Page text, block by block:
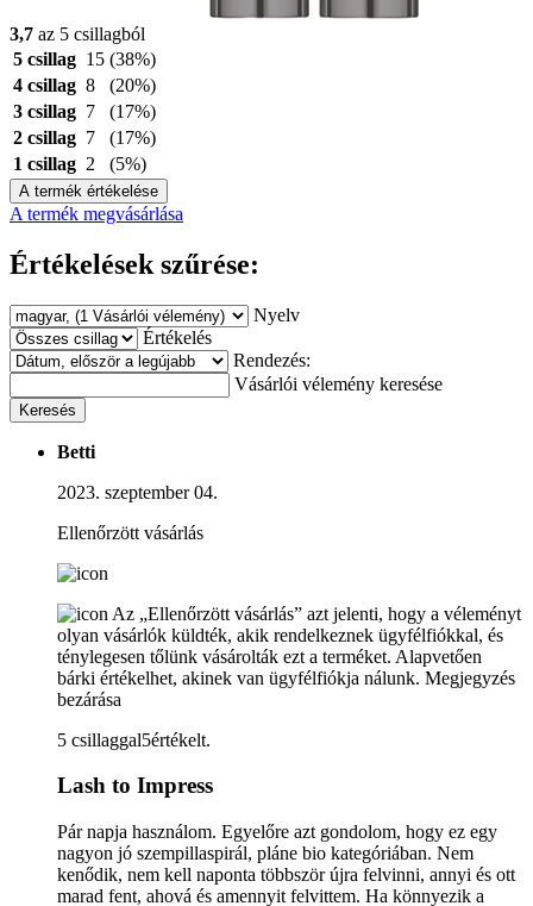
3,7 az 5 csillagból
5 csillag 15 (38%)
4 csillag 8
(20%)
3 csillag 7
(17%)
2 csillag 7
(17%)
1 csillag 2 (5%)
A termék értékelése
A termék megvásárlása
Értékelések szűrése:
Nyelv
Értékelés
Rendezés:
Vásárlói vélemény keresése
Keresés
Betti
2023. szeptember 04.
Ellenőrzött vásárlás
Az „Ellenőrzött vásárlás” azt jelenti, hogy a véleményt
olyan vásárlók küldték, akik rendelkeznek ügyfélfiókkal, és
ténylegesen tőlünk vásárolták ezt a terméket. Alapvetően
bárki értékelhet, akinek van ügyfélfiókja nálunk. Megjegyzés
bezárása
5 csillaggal5értékelt.
Lash to Impress
Pár napja használom. Egyelőre azt gondolom, hogy ez egy
nagyon jó szempillaspirál, pláne bio kategóriában. Nem
kenődik, nem kell naponta többször újra felvinni, annyi és ott
marad fent, ahová és amennyit felvittem. Ha könnyezik a